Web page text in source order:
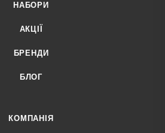
НАБОРИ
АКЦІЇ
БРЕНДИ
БЛОГ
КОМПАНІЯ